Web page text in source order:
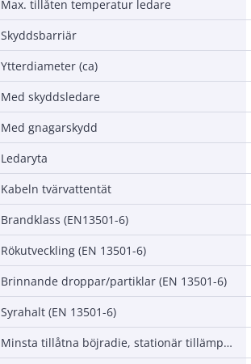
Max. tillåten temperatur ledare
Skyddsbarriär
Ytterdiameter (ca)
Med skyddsledare
Med gnagarskydd
Ledaryta
Kabeln tvärvattentät
Brandklass (EN13501-6)
Rökutveckling (EN 13501-6)
Brinnande droppar/partiklar (EN 13501-6)
Syrahalt (EN 13501-6)
Minsta tillåtna böjradie, stationär tillämpning/permanent installation